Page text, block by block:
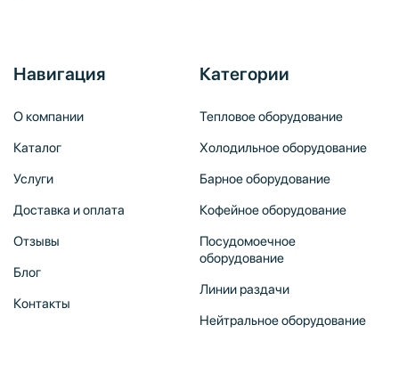
Навигация
О компании
Каталог
Услуги
Доставка и оплата
Отзывы
Блог
Контакты
Категории
Тепловое оборудование
Холодильное оборудование
Барное оборудование
Кофейное оборудование
Посудомоечное
оборудование
Линии раздачи
Нейтральное оборудование